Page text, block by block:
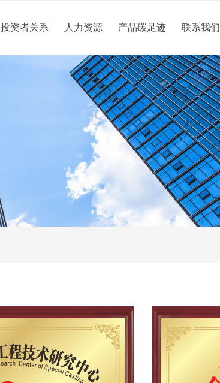
投资者关系 人力资源 产品碳足迹 联系我们